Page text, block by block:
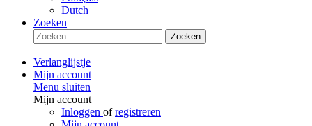
Dutch
Zoeken
Zoeken
Verlanglijstje
Mijn account
Menu sluiten
Mijn account
Inloggen ofregistreren